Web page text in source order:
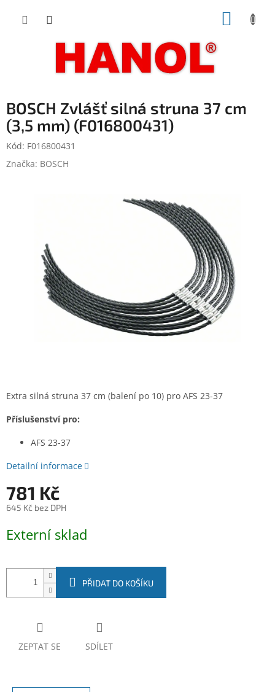
BOSCH Zvlášť silná struna 37 cm
(3,5 mm) (F016800431)
Kód: F016800431
Značka: BOSCH
Extra silná struna 37 cm (balení po 10) pro AFS 23-37
Příslušenství pro:
AFS 23-37
Detailní informace
781 Kč
645 Kč bez DPH
cena:
Externí sklad
PŘIDAT DO KOŠÍKU
ZEPTAT SE SDÍLET